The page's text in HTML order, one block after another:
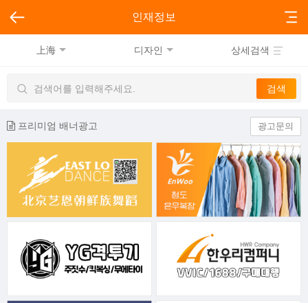
인재정보
上海 디자인 상세검색
프리미엄 배너광고 광고문의